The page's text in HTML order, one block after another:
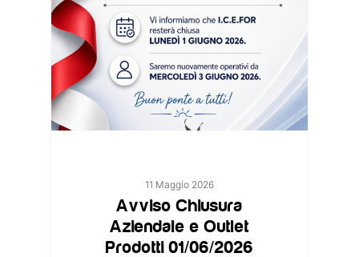
11 Maggio 2026
Avviso Chiusura
Aziendale e Outlet
Prodotti 01/06/2026